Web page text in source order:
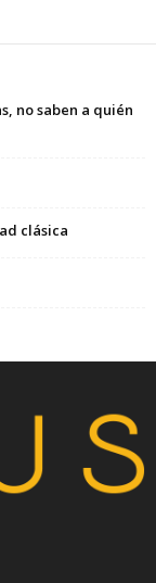
no saben a quién
clásica